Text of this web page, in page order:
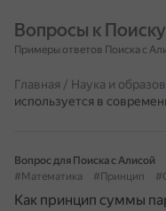
Вопросы к Поиску
Примеры ответов Поиска с
Главная / Наука и
используется в
Вопрос для Поиска с Алисой
#Математика
#Принцип
Как принцип суммы